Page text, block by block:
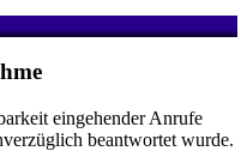
eingehender Anrufe
beantwortet wurde.